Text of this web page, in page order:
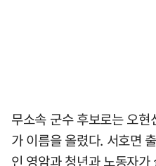
무소속 군수 후보로는 오
가 이름을 올렸다. 서호면
인 영암과 청년과 노동자